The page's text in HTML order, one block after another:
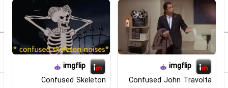
imgflip
Confused John Travolta
imgflip
Confused Skeleton